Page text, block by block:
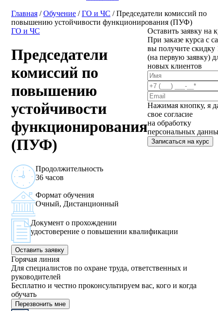
Главная /Обучение /ГО и ЧС / Председатели комиссий по
повышению устойчивости функционирования (ПУФ)
ГО и ЧС
Председатели
комиссий по
повышению
устойчивости
функционирования
(ПУФ)
Оставить заявку на
При заказе курса с
вы получите скидку
(на первую заявку)
новых клиентов
Нажимая кнопку, я
свое согласие
на обработку
персональных
Записаться на курс
Продолжительность
36 часов
Формат обучения
Очный, Дистанционный
Документ о прохождении
удостоверение о повышении квалификации
Оставить заявку
Горячая линия
Для специалистов по охране труда, ответственных и
руководителей
Бесплатно и честно проконсультируем вас, кого и когда
обучать
Перезвонить мне